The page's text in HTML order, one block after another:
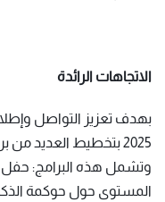
الاتجاهات الرائدة
2025 بتخطيط العديد من
وتشمل هذه البرامج: حفل
المستوى حول حوكمة